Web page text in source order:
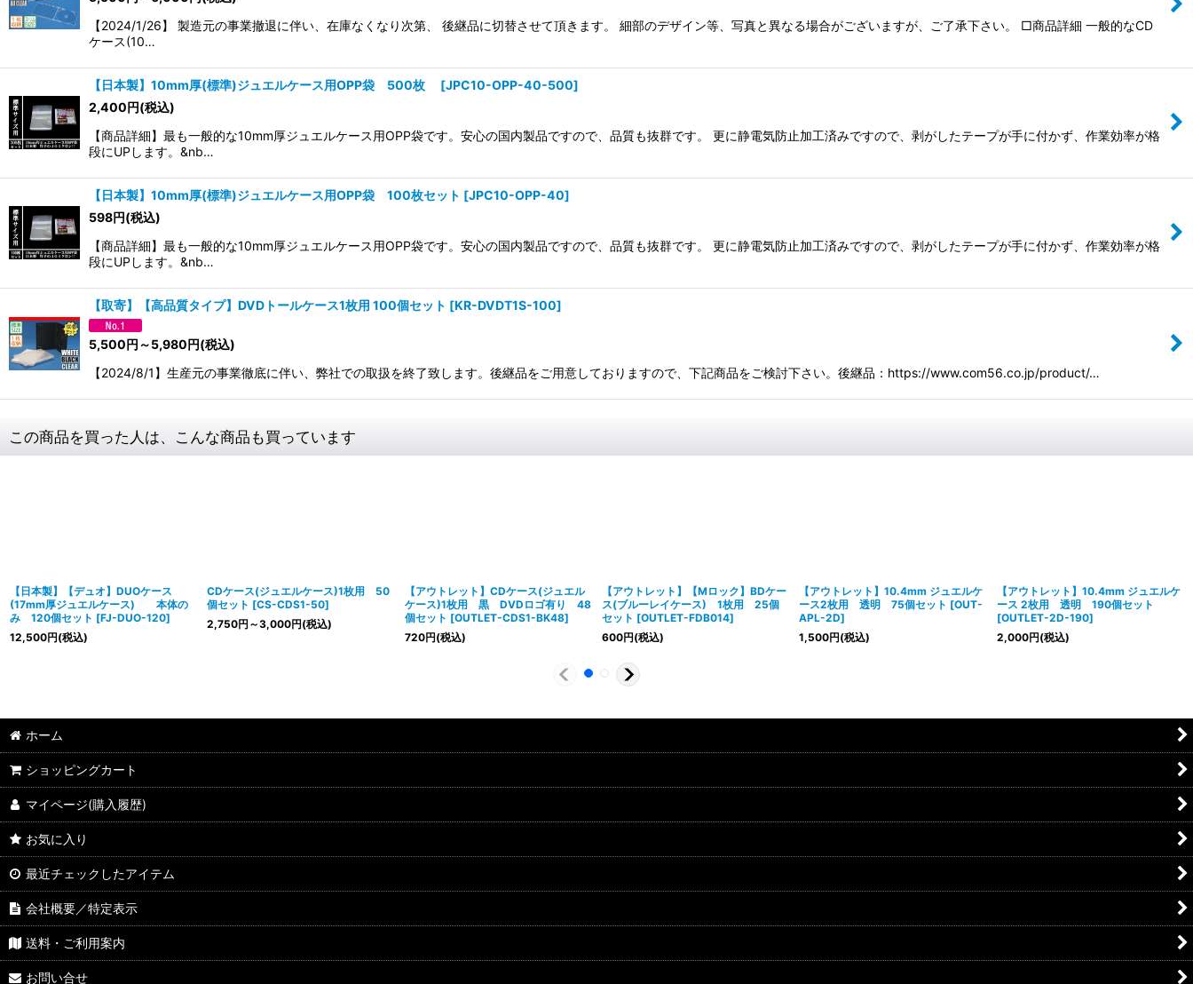
【2024/1/26】 製造元の事業撤退に伴い、在庫なくなり次第、 後継品に切替させて頂きます。 細部のデザイン等、写真と異なる場合がございますが、ご了承下さい。 □商品詳細 一般的なCD
ケース(10…
【日本製】10mm厚(標準)ジュエルケース用OPP袋 500枚 [JPC10-OPP-40-500]
2,400円(税込)
【商品詳細】最も一般的な10mm厚ジュエルケース用OPP袋です。安心の国内製品ですので、品質も抜群です。 更に静電気防止加工済みですので、剥がしたテープが手に付かず、作業効率が格
段にUPします。&nb…
【日本製】10mm厚(標準)ジュエルケース用OPP袋 100枚セット [JPC10-OPP-40]
598円(税込)
【商品詳細】最も一般的な10mm厚ジュエルケース用OPP袋です。安心の国内製品ですので、品質も抜群です。 更に静電気防止加工済みですので、剥がしたテープが手に付かず、作業効率が格
段にUPします。&nb…
【取寄】【高品質タイプ】DVDトールケース1枚用 100個セット [KR-DVDT1S-100]
5,500円 ～5,980円(税込)
【2024/8/1】生産元の事業徹底に伴い、弊社での取扱を終了致します。後継品をご用意しておりますので、下記商品をご検討下さい。後継品：https://www.com56.co.jp/product/…
この商品を買った人は、こんな商品も買っています
【日本製】【デュオ】DUOケース
(17mm厚ジュエルケース) 本体の
み 120個セット [FJ-DUO-120]
12,500円(税込)
CDケース(ジュエルケース)1枚用 50
個セット [CS-CDS1-50]
2,750円 ～3,000円(税込)
【アウトレット】CDケース(ジュエル
ケース)1枚用 黒 DVDロゴ有り 48
個セット [OUTLET-CDS1-BK48]
720円(税込)
【アウトレット】【Mロック】BDケー
ス(ブルーレイケース) 1枚用 25個
セット [OUTLET-FDB014]
600円(税込)
【アウトレット】10.4mm ジュエルケ
ース2枚用 透明 75個セット [OUT-
APL-2D]
1,500円(税込)
【アウトレット】10.4mm ジュエルケ
ース 2枚用 透明 190個セット
[OUTLET-2D-190]
2,000円(税込)
ホーム
ショッピングカート
マイページ(購入履歴)
お気に入り
最近チェックしたアイテム
会社概要／特定表示
送料・ご利用案内
お問い合せ